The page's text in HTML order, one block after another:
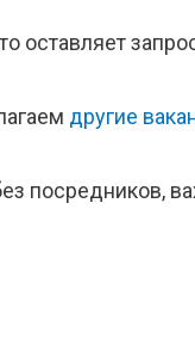
оставляет
другие
посредников,